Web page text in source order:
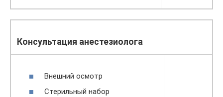
Консультация анестезиолога
Внешний осмотр
Стерильный набор